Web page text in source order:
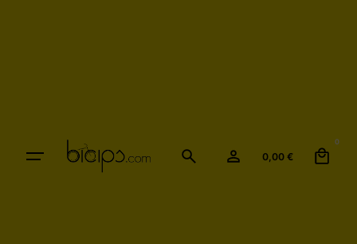
0,00 €
0